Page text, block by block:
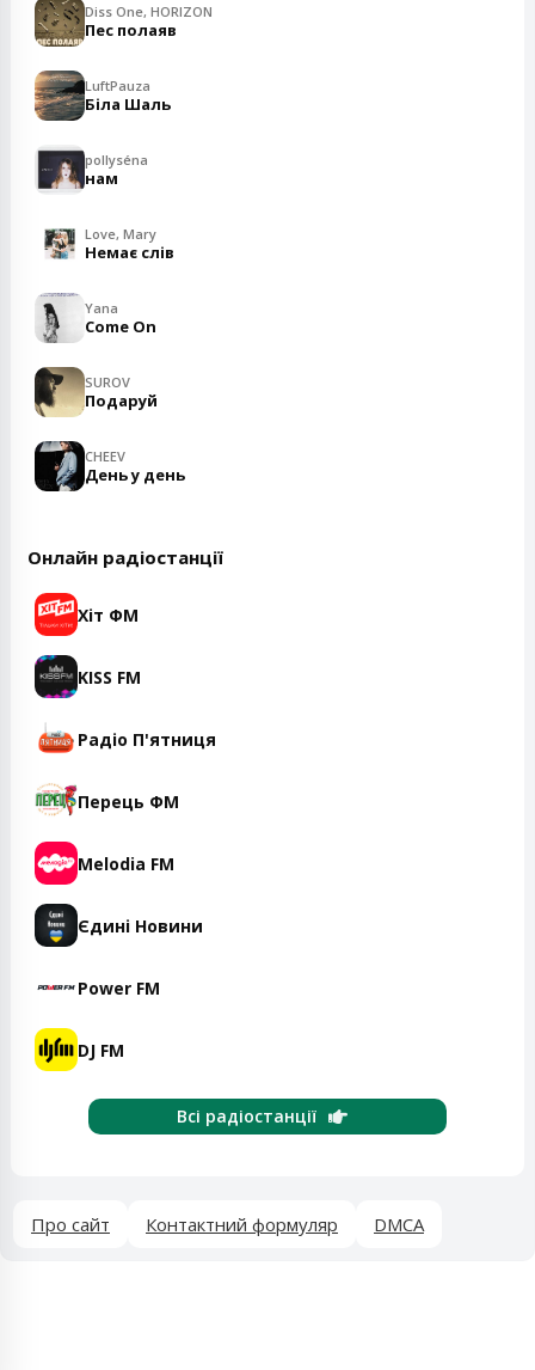
Diss One, HORIZON
Пес полаяв
LuftPauza
Біла Шаль
pollyséna
нам
Love, Mary
Немає слів
Yana
Come On
SUROV
Подаруй
CHEEV
День у день
Онлайн радіостанції
Хіт ФМ
KISS FM
Радіо П'ятниця
Перець ФМ
Melodia FM
Єдині Новини
Power FM
DJ FM
Всі радіостанції
Про сайт Контактний формуляр DMCA